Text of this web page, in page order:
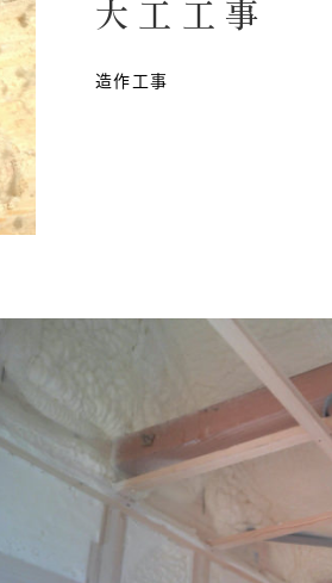
大工工事
造作工事